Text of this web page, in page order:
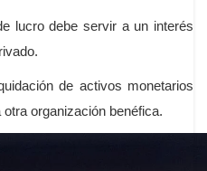
lucro debe servir a un interés
de activos monetarios
organización benéfica.